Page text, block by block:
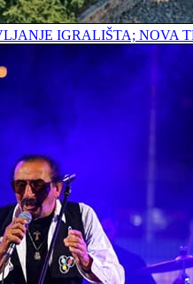
IGRALIŠTA; NOVA